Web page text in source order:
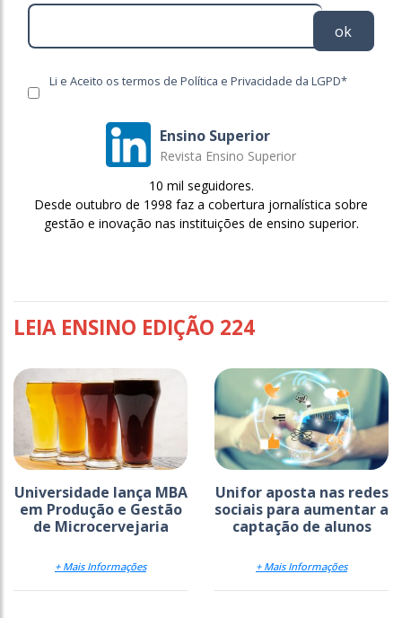
ok
Li e Aceito os termos de Política e Privacidade da LGPD*
Ensino Superior
Revista Ensino Superior
10 mil seguidores.
Desde outubro de 1998 faz a cobertura jornalística sobre
gestão e inovação nas instituições de ensino superior.
LEIA ENSINO EDIÇÃO 224
Universidade lança MBA
em Produção e Gestão
de Microcervejaria
+ Mais Informações
Unifor aposta nas redes
sociais para aumentar a
captação de alunos
+ Mais Informações